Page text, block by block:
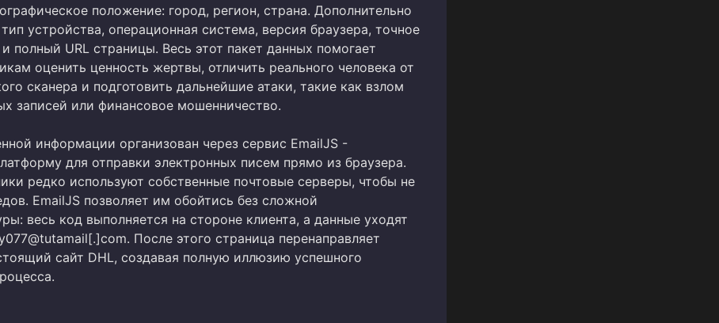
положение: город, регион, страна. Дополнительно
устройства, операционная система, версия браузера, точное
полный URL страницы. Весь этот пакет данных помогает
оценить ценность жертвы, отличить реального человека от
сканера и подготовить дальнейшие атаки, такие как взлом
записей или финансовое мошенничество.
информации организован через сервис EmailJS -
для отправки электронных писем прямо из браузера.
редко используют собственные почтовые серверы, чтобы не
EmailJS позволяет им обойтись без сложной
весь код выполняется на стороне клиента, а данные уходят
После этого страница перенаправляет
сайт DHL, создавая полную иллюзию успешного